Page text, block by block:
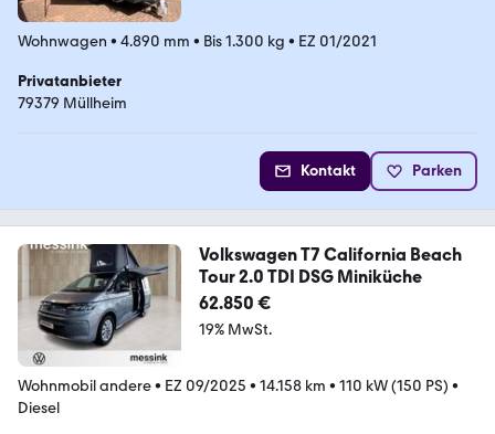
Wohnwagen • 4.890 mm • Bis 1.300 kg • EZ 01/2021
Privatanbieter
79379 Müllheim
Kontakt Parken
Volkswagen T7 California Beach
Tour 2.0 TDI DSG Miniküche
62.850 €
19% MwSt.
Wohnmobil andere• EZ 09/2025 • 14.158 km • 110 kW (150 PS) •
Diesel